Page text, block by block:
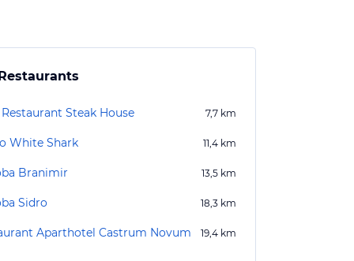
Steak House 7,7 km
White Shark 11,4 km
Branimir 13,5 km
Sidro 18,3 km
Aparthotel Castrum Novum 19,4 km